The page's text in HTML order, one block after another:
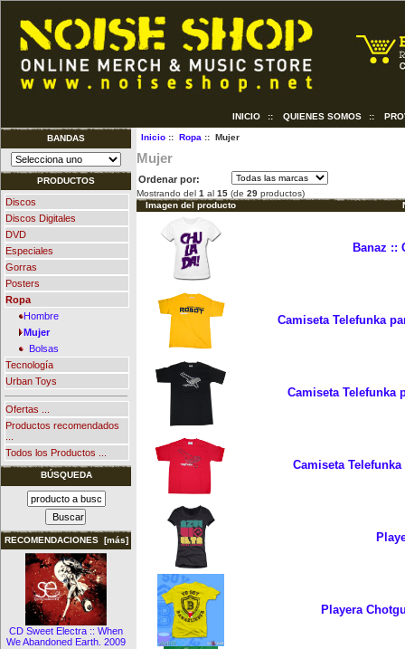
INICIO :: QUIENES SOMOS ::
BANDAS
PRODUCTOS
Discos
Discos Digitales
DVD
Especiales
Gorras
Posters
Ropa
Hombre
Mujer
Bolsas
Tecnología
Urban Toys
Ofertas ...
Productos recomendados
Todos los Productos ...
BÚSQUEDA
RECOMENDACIONES [más]
CD Sweet Electra :: When
We Abandoned Earth. 2009
Inicio:: Ropa :: Mujer
Mujer
Ordenar por:
Mostrando del 1 al 15 (de 29 productos)
Imagen del producto
Banaz ::
Camiseta Telefunka
Camiseta Telefunka
Camiseta
Playera